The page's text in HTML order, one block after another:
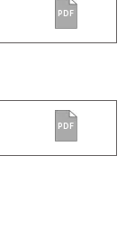
PDF
PDF